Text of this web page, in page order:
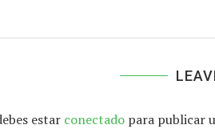
estar conectado para publicar